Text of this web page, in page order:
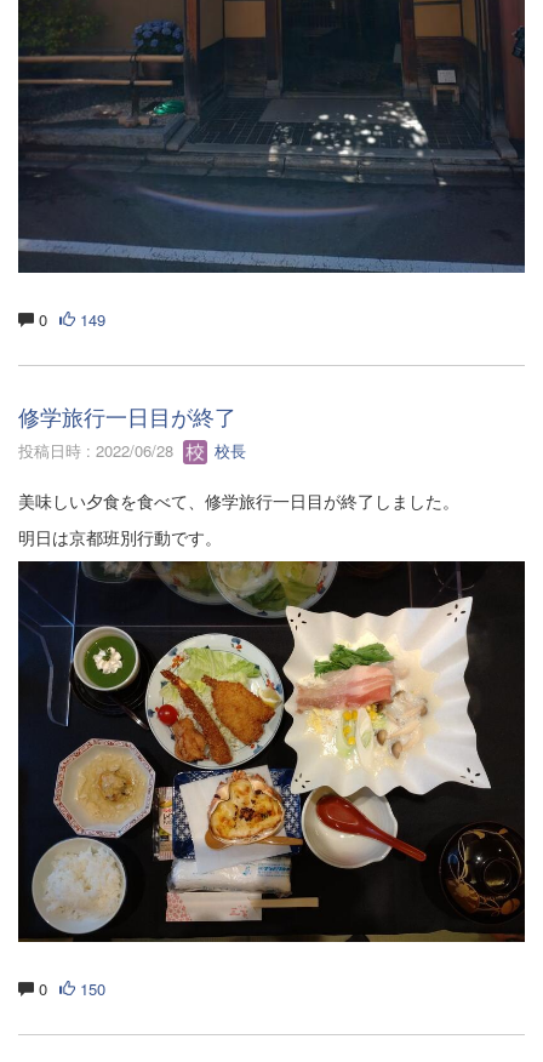
0 149
修学旅行一日目が終了
投稿日時 : 2022/06/28 校長
美味しい夕食を食べて、修学旅行一日目が終了しました。
明日は京都班別行動です。
0 150